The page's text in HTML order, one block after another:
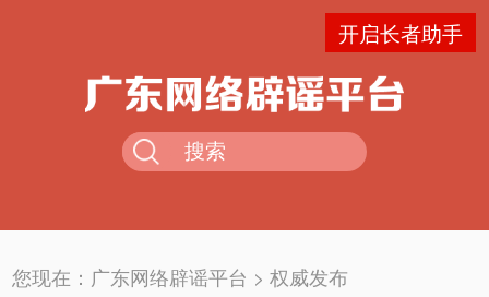
开启长者助手
您现在： 广东网络辟谣平台 >权威发布